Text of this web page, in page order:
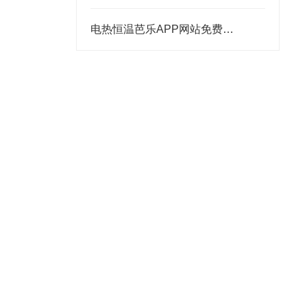
电热恒温芭乐APP网站免费进入2023的使用注意事项